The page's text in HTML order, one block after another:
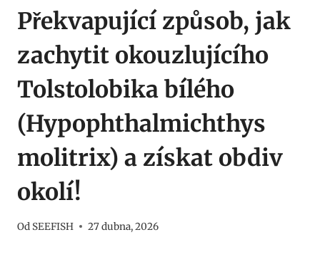
Překvapující způsob, jak
zachytit okouzlujícího
Tolstolobika bílého
(Hypophthalmichthys
molitrix) a získat obdiv
okolí!
Od SEEFISH 27 dubna, 2026